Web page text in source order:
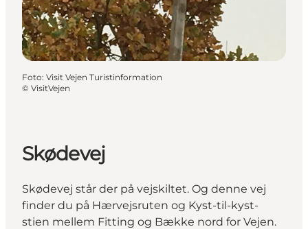
Foto: Visit Vejen Turistinformation
© VisitVejen
Skødevej
Skødevej står der på vejskiltet. Og denne vej
finder du på Hærvejsruten og Kyst-til-kyst-
stien mellem Fitting og Bække nord for Vejen.